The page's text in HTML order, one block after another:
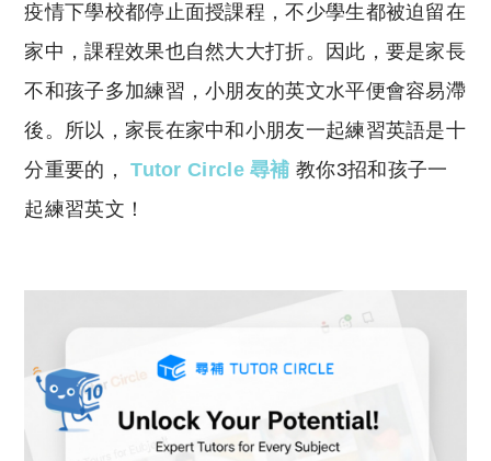
p
y
Li
n
k
at
s
A
p
p
疫情下學校都停止面授課程，不少學生都被迫留在
家中，課程效果也自然大大打折。因此，要是家長
不和孩子多加練習，小朋友的英文水平便會容易滯
後。所以，家長在家中和小朋友一起練習英語是十
分重要的，Tutor Circle 尋補 教你3招和孩子一
起練習英文！